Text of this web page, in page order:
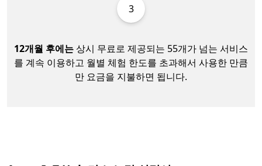
3
12개월 후에는상시 무료로 제공되는 55개가 넘는 서비스
를 계속 이용하고 월별 체험 한도를 초과해서 사용한 만큼
만 요금을 지불하면 됩니다.